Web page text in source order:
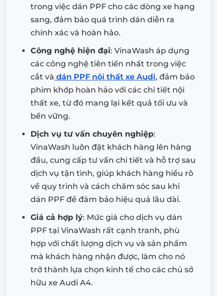
trong việc dán PPF cho các dòng xe hạng
sang, đảm bảo quá trình dán diễn ra
chính xác và hoàn hảo.
Công nghệ hiện đại: VinaWash áp dụng
các công nghệ tiên tiến nhất trong việc
cắt và dán PPF nội thất xe Audi, đảm bảo
phim khớp hoàn hảo với các chi tiết nội
thất xe, từ đó mang lại kết quả tối ưu và
bền vững.
Dịch vụ tư vấn chuyên nghiệp:
VinaWash luôn đặt khách hàng lên hàng
đầu, cung cấp tư vấn chi tiết và hỗ trợ sau
dịch vụ tận tình, giúp khách hàng hiểu rõ
về quy trình và cách chăm sóc sau khi
dán PPF để đảm bảo hiệu quả lâu dài.
Giá cả hợp lý: Mức giá cho dịch vụ dán
PPF tại VinaWash rất cạnh tranh, phù
hợp với chất lượng dịch vụ và sản phẩm
mà khách hàng nhận được, làm cho nó
trở thành lựa chọn kinh tế cho các chủ sở
hữu xe Audi A4.